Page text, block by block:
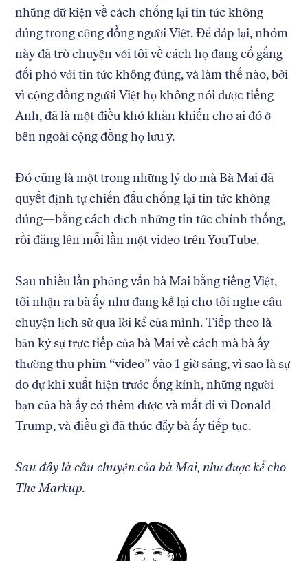
những dữ kiện về cách chống lại tin tức không
đúng trong cộng đồng người Việt. Để đáp lại, nhóm
này đã trò chuyện với tôi về cách họ đang cố gắng
đối phó với tin tức không đúng, và làm thế nào, bởi
vì cộng đồng người Việt họ không nói được tiếng
Anh, đã là một điều khó khăn khiến cho ai đó ở
bên ngoài cộng đồng họ lưu ý.
Đó cũng là một trong những lý do mà Bà Mai đã
quyết định tự chiến đấu chống lại tin tức không
đúng—bằng cách dịch những tin tức chính thống,
rồi đăng lên mỗi lần một video trên YouTube.
Sau nhiều lần phỏng vấn bà Mai bằng tiếng Việt,
tôi nhận ra bà ấy như đang kể lại cho tôi nghe câu
chuyện lịch sử qua lời kể của mình. Tiếp theo là
bản ký sự trực tiếp của bà Mai về cách mà bà ấy
thường thu phim “video” vào 1 giờ sáng, vì sao là sự
do dự khi xuất hiện trước ống kính, những người
bạn của bà ấy có thêm được và mất đi vì Donald
Trump, và điều gì đã thúc đẩy bà ấy tiếp tục.
Sau đây là câu chuyện của bà Mai, như được kể cho
The Markup.